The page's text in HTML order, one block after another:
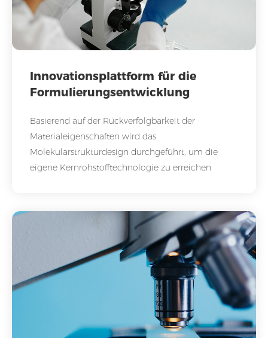
Innovationsplattform für die
Formulierungsentwicklung
Basierend auf der Rückverfolgbarkeit der
Materialeigenschaften wird das
Molekularstrukturdesign durchgeführt, um die
eigene Kernrohstofftechnologie zu erreichen